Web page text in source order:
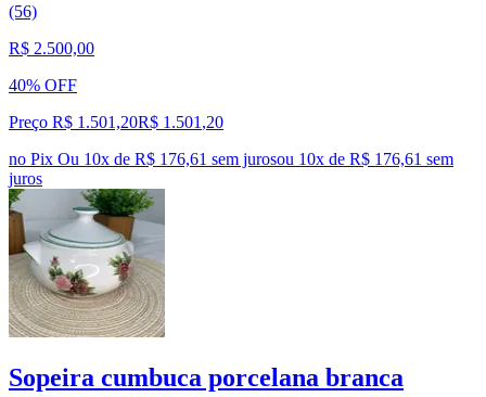
(56)
R$ 2.500,00
40% OFF
Preço R$ 1.501,20R$ 1.501 ,20
no Pix Ou 10x de R$ 176,61 sem jurosou 10x de R$ 176,61 sem
juros
Sopeira cumbuca porcelana branca